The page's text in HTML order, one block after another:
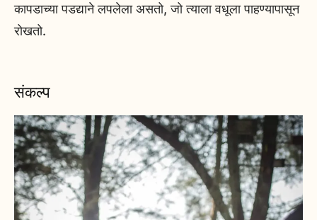
कापडाच्या पडद्याने लपलेला असतो, जो त्याला वधूला पाहण्यापासून
रोखतो.
संकल्प